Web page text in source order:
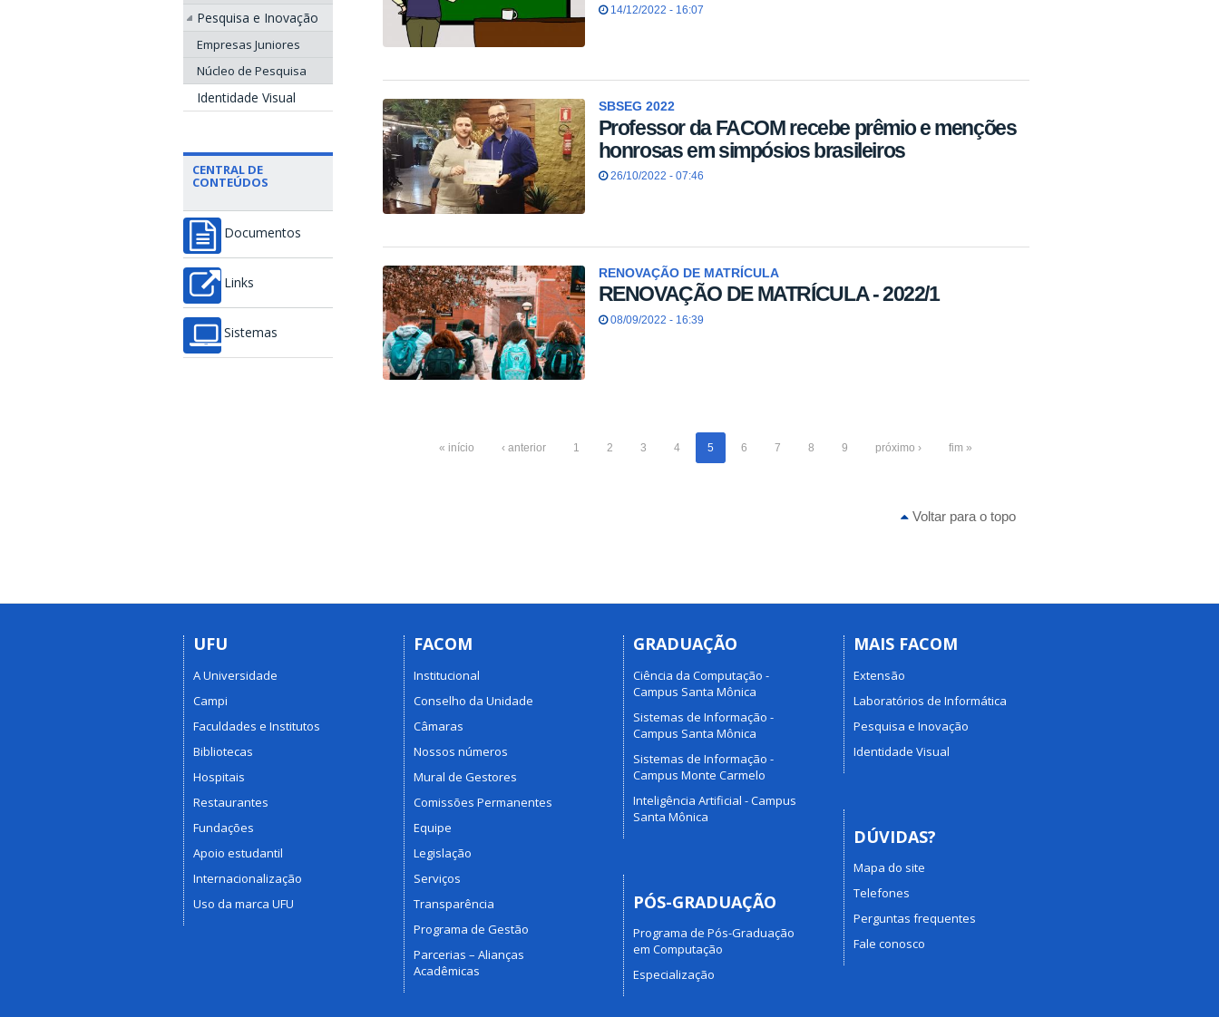
Pesquisa e Inovação
Empresas Juniores
Núcleo de Pesquisa
Identidade Visual
CENTRAL DE
CONTEÚDOS
Documentos
Links
Sistemas
14/12/2022 - 16:07
SBSEG 2022
Professor da FACOM recebe prêmio e menções
honrosas em simpósios brasileiros
26/10/2022 - 07:46
RENOVAÇÃO DE MATRÍCULA
RENOVAÇÃO DE MATRÍCULA - 2022/1
08/09/2022 - 16:39
« início ‹ anterior 1 2 3 4 5 6 7 8 9 próximo › fim »
Voltar para o topo
UFU
A Universidade
Campi
Faculdades e Institutos
Bibliotecas
Hospitais
Restaurantes
Fundações
Apoio estudantil
Internacionalização
Uso da marca UFU
FACOM
Institucional
Conselho da Unidade
Câmaras
Nossos números
Mural de Gestores
Comissões Permanentes
Equipe
Legislação
Serviços
Transparência
Programa de Gestão
Parcerias – Alianças
Acadêmicas
GRADUAÇÃO
Ciência da Computação -
Campus Santa Mônica
Sistemas de Informação -
Campus Santa Mônica
Sistemas de Informação -
Campus Monte Carmelo
Inteligência Artificial - Campus
Santa Mônica
PÓS-GRADUAÇÃO
Programa de Pós-Graduação
em Computação
Especialização
MAIS FACOM
Extensão
Laboratórios de Informática
Pesquisa e Inovação
Identidade Visual
DÚVIDAS?
Mapa do site
Telefones
Perguntas frequentes
Fale conosco